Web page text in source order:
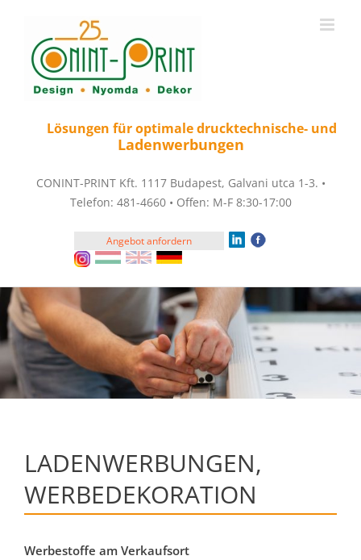
springen
Lösungen für optimale drucktechnische- und
Ladenwerbungen
CONINT-PRINT Kft. 1117 Budapest, Galvani utca 1-3. •
Telefon: 481-4660 • Offen: M-F 8:30-17:00
Angebot anfordern
LADENWERBUNGEN,
WERBEDEKORATION
Werbestoffe am Verkaufsort